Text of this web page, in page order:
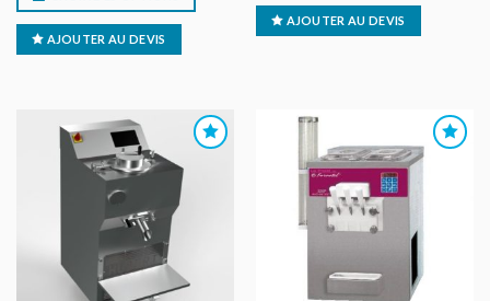
AJOUTER AU DEVIS
AJOUTER AU DEVIS
AJOUTER
AU DEVIS
AJOUTER
AU DEVIS